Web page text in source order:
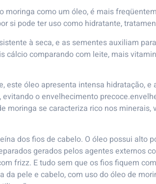
moringa como um óleo, é mais
si pode ter uso como hidratante,
à seca, e as sementes auxiliam
cálcio comparando com leite, mais
este óleo apresenta intensa hidratação,
o envelhecimento
moringa se caracteriza rico nos
dos fios de cabelo. O óleo possui alto
gerados pelos agentes externos
frizz. E tudo sem que os fios fiquem
da pele e cabelo, com uso do óleo de